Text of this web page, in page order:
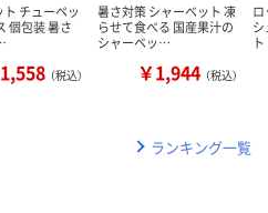
チューペッ
個包装 暑さ
（税込）
暑さ対策 シャーベット 凍
らせて食べる 国産果汁の
シャーベッ…
￥1,944 （税込）
ランキング一覧